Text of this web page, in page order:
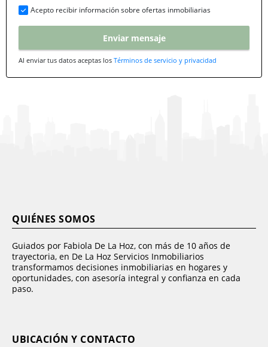
Acepto recibir información sobre ofertas inmobiliarias
Enviar mensaje
Al enviar tus datos aceptas los Términos de servicio y privacidad
QUIÉNES SOMOS
Guiados por Fabiola De La Hoz, con más de 10 años de
trayectoria, en De La Hoz Servicios Inmobiliarios
transformamos decisiones inmobiliarias en hogares y
oportunidades, con asesoría integral y confianza en cada
paso.
UBICACIÓN Y CONTACTO